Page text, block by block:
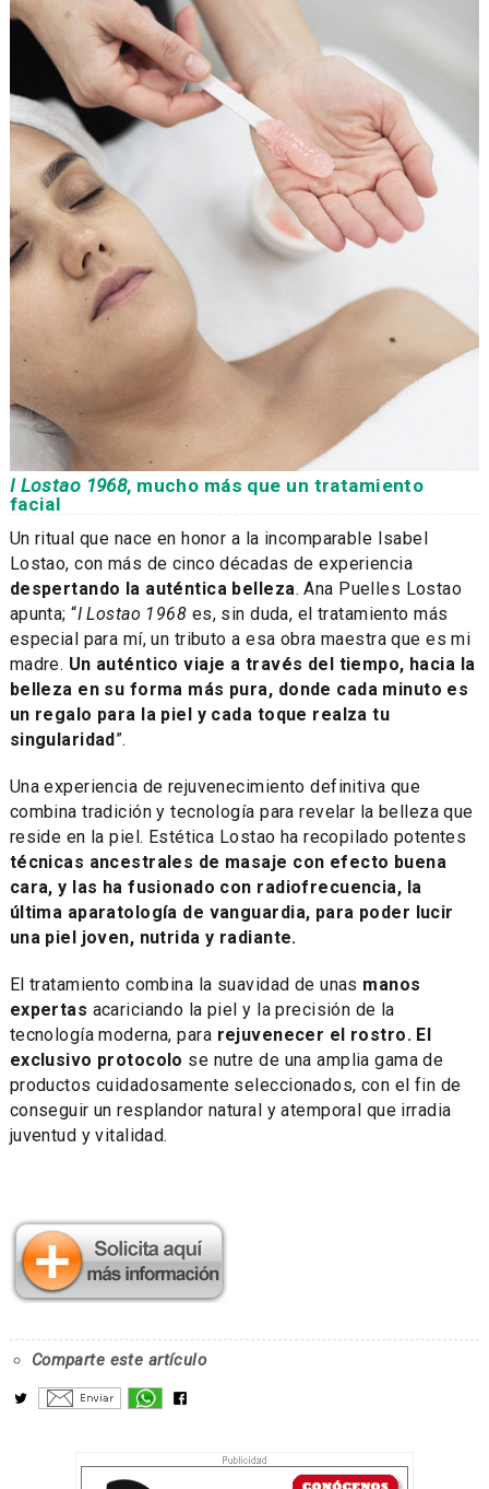
I Lostao 1968, mucho más que un tratamiento
facial
Un ritual que nace en honor a la incomparable Isabel
Lostao, con más de cinco décadas de experiencia
despertando la auténtica belleza. Ana Puelles Lostao
apunta; “I Lostao 1968 es, sin duda, el tratamiento más
especial para mí, un tributo a esa obra maestra que es mi
madre. Un auténtico viaje a través del tiempo, hacia la
belleza en su forma más pura, donde cada minuto es
un regalo para la piel y cada toque realza tu
singularidad ”.
Una experiencia de rejuvenecimiento definitiva que
combina tradición y tecnología para revelar la belleza que
reside en la piel. Estética Lostao ha recopilado potentes
técnicas ancestrales de masaje con efecto buena
cara, y las ha fusionado con radiofrecuencia, la
última aparatología de vanguardia, para poder lucir
una piel joven, nutrida y radiante.
El tratamiento combina la suavidad de unas manos
expertas acariciando la piel y la precisión de la
tecnología moderna, para rejuvenecer el rostro. El
exclusivo protocolo se nutre de una amplia gama de
productos cuidadosamente seleccionados, con el fin de
conseguir un resplandor natural y atemporal que irradia
juventud y vitalidad.
Comparte este artículo